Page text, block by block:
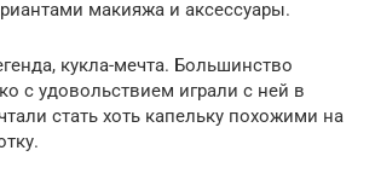
макияжа и аксессуары.
кукла-мечта. Большинство
с удовольствием играли с ней в
стать хоть капельку похожими на